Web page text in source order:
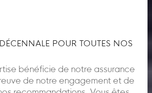
POUR TOUTES NOS
bénéficie de notre assurance
de notre engagement et de